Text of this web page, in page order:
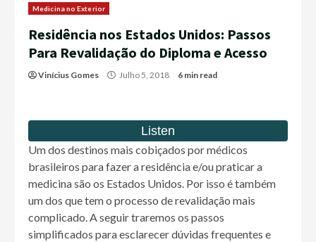
Medicina no Exterior
Residência nos Estados Unidos: Passos
Para Revalidação do Diploma e Acesso
Vinícius Gomes Julho 5, 2018 6 min read
Um dos destinos mais cobiçados por médicos
brasileiros para fazer a residência e/ou praticar a
medicina são os Estados Unidos. Por isso é também
um dos que tem o processo de revalidação mais
complicado. A seguir traremos os passos
simplificados para esclarecer dúvidas frequentes e